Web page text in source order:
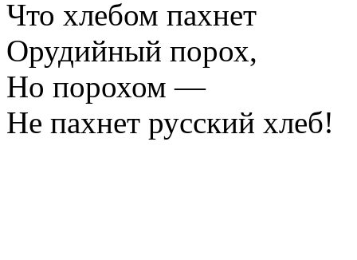
Что хлебом пахнет
Орудийный порох,
Но порохом —
Не пахнет русский хлеб!